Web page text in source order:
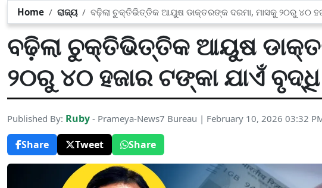
Home ରାଜ୍ୟ ବଢ଼ିଲା ଚୁକ୍ତିଭିତ୍ତିକ ଆୟୁଷ ଡାକ୍ତରଙ୍କ ଦରମା, ମାସକୁ ୨୦ରୁ ୪୦
ବଢ଼ିଲା ଚୁକ୍ତିଭିତ୍ତିକ ଆୟୁଷ
୨୦ରୁ ୪୦ ହଜାର ଟଙ୍କା ଯାଏଁ ବୃଦ୍ଧି
Published By: Ruby - Prameya-News7 Bureau | February 10, 2026 03:32
Share
Tweet Share